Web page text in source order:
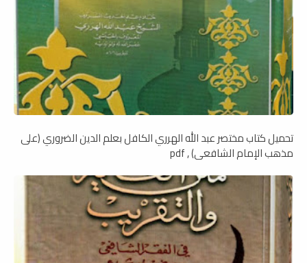
تحميل كتاب مختصر عبد الله الهرري الكافل بعلم الدين الضروري (على
مذهب الإمام الشافعي) , pdf